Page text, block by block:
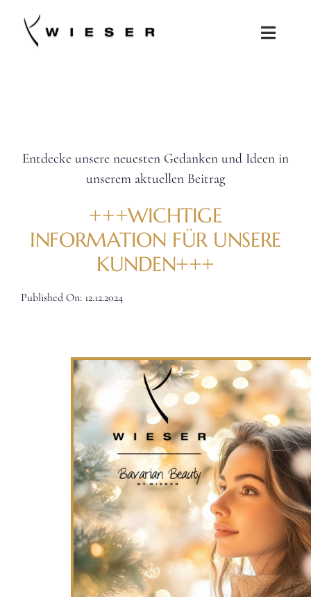
Inhalt
springen
Toggle
JOBS
SHOP
Entdecke unsere neuesten Gedanken und Ideen in
unserem aktuellen Beitrag
+++WICHTIGE
INFORMATION FÜR UNSERE
KUNDEN+++
Published On: 12.12.2024